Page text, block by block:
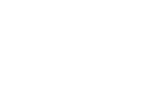
utgår från skogens kretslopp och de